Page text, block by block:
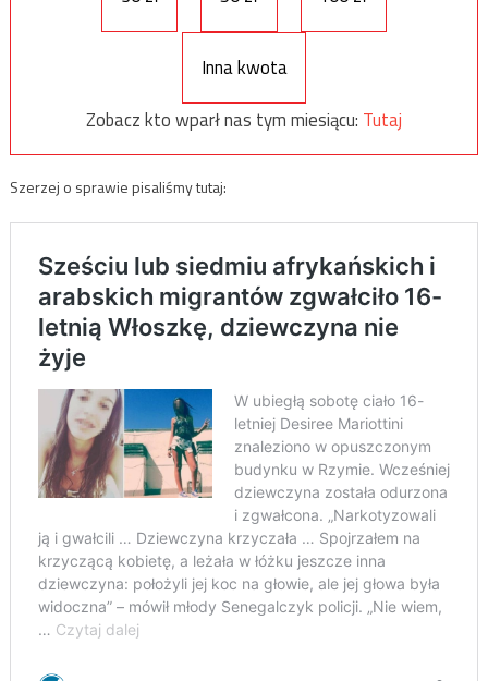
Inna kwota
Zobacz kto wparł nas tym miesiącu: Tutaj
Szerzej o sprawie pisaliśmy tutaj: